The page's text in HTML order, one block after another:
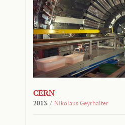
CERN
2013 / Nikolaus Geyrhalter